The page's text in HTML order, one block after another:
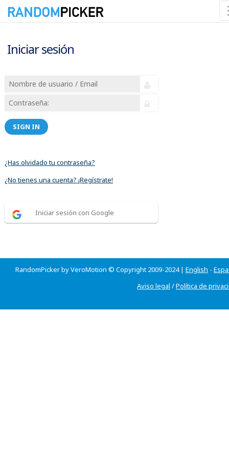
Iniciar sesión
SIGN IN
¿Has olvidado tu contraseña?
¿No tienes una cuenta? ¡Regístrate!
Iniciar sesión con Google
RandomPicker by VeroMotion © Copyright 2009-2024 | English -
Aviso legal /Política de